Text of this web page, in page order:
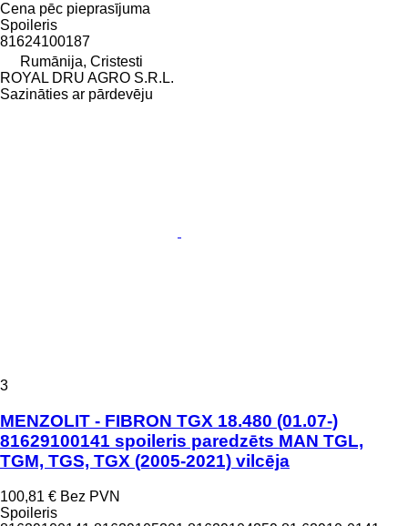
Cena pēc pieprasījuma
Spoileris
81624100187
Rumānija, Cristesti
ROYAL DRU AGRO S.R.L.
Sazināties ar pārdevēju
3
MENZOLIT - FIBRON TGX 18.480 (01.07-)
81629100141 spoileris paredzēts MAN TGL,
TGM, TGS, TGX (2005-2021) vilcēja
100,81 € Bez PVN
Spoileris